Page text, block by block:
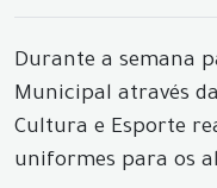
Durante a semana
Municipal através
Cultura e Esporte
uniformes para os